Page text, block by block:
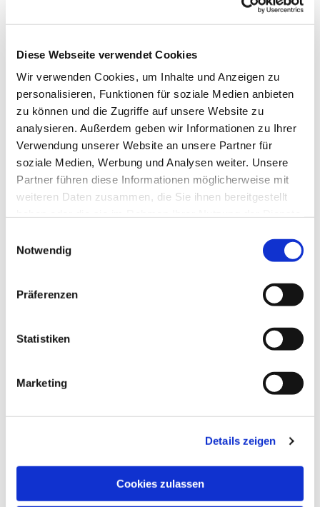
Diese Webseite verwendet Cookies
Wir verwenden Cookies, um Inhalte und Anzeigen zu
personalisieren, Funktionen für soziale Medien anbieten
zu können und die Zugriffe auf unsere Website zu
analysieren. Außerdem geben wir Informationen zu Ihrer
Verwendung unserer Website an unsere Partner für
soziale Medien, Werbung und Analysen weiter. Unsere
Partner führen diese Informationen möglicherweise mit
weiteren Daten zusammen, die Sie ihnen bereitgestellt
Notwendig
Präferenzen
Statistiken
Marketing
Details zeigen
Cookies zulassen
Dies könnte Sie auch
interessieren